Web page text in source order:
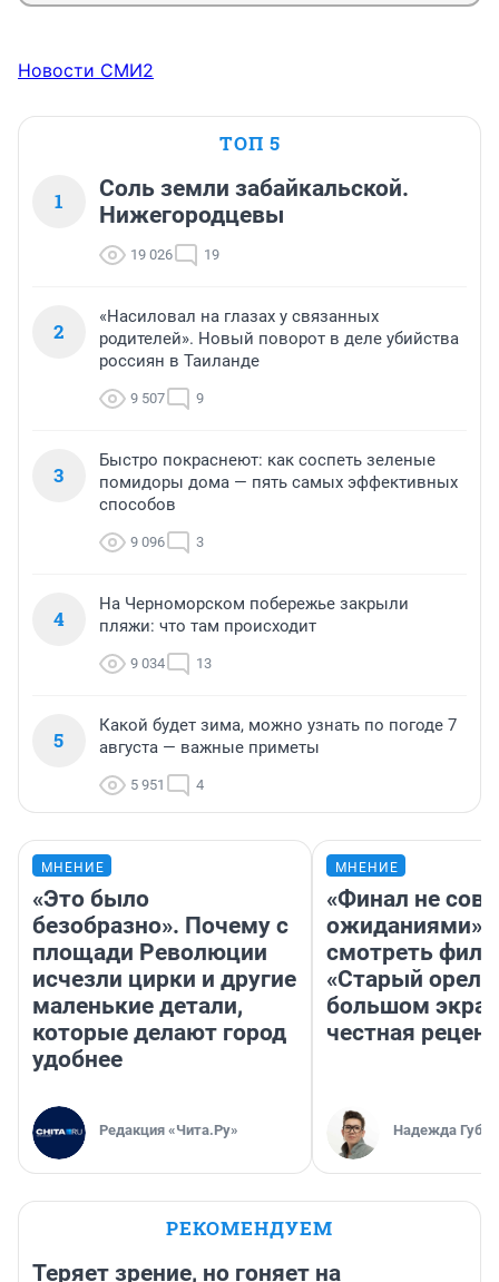
Новости СМИ2
ТОП 5
1
Соль земли забайкальской.
Нижегородцевы
19 026 19
2
«Насиловал на глазах у связанных
родителей». Новый поворот в деле убийства
россиян в Таиланде
9 507 9
3
Быстро покраснеют: как соспеть зеленые
помидоры дома — пять самых эффективных
способов
9 096 3
4
На Черноморском побережье закрыли
пляжи: что там происходит
9 034 13
5
Какой будет зима, можно узнать по погоде 7
августа — важные приметы
5 951 4
МНЕНИЕ
«Это было
безобразно». Почему с
площади Революции
исчезли цирки и другие
маленькие детали,
которые делают город
удобнее
Редакция «Чита.Ру»
МНЕНИЕ
«Финал не
ожиданиями»:
смотреть
«Старый орел»
большом
честная
Надежда
РЕКОМЕНДУЕМ
Теряет зрение, но гоняет на